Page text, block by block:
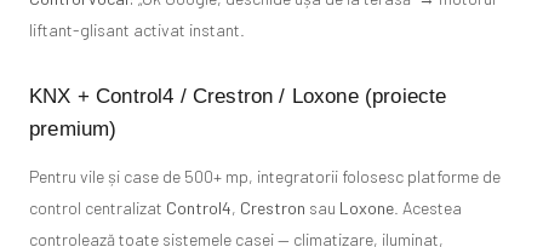
liftant-glisant activat instant.
KNX + Control4 / Crestron / Loxone (proiecte
premium)
Pentru vile și case de 500+ mp, integratorii folosesc platforme de
control centralizat Control4, Crestron sau Loxone . Acestea
controlează toate sistemele casei — climatizare, iluminat,